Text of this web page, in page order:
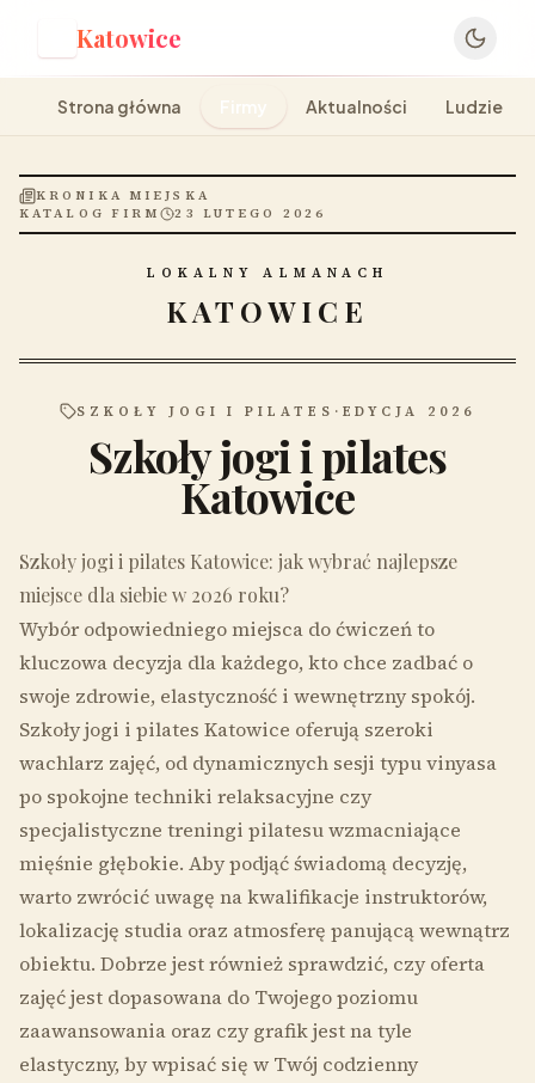
Katowice
Strona główna Firmy Aktualności Ludzie
KRONIKA MIEJSKA
KATALOG FIRM
23 LUTEGO 2026
LOKALNY ALMANACH
KATOWICE
SZKOŁY JOGI I PILATES · EDYCJA 2026
Szkoły jogi i pilates
Katowice
Szkoły jogi i pilates Katowice: jak wybrać najlepsze
miejsce dla siebie w 2026 roku?
Wybór odpowiedniego miejsca do ćwiczeń to
kluczowa decyzja dla każdego, kto chce zadbać o
swoje zdrowie, elastyczność i wewnętrzny spokój.
Szkoły jogi i pilates Katowice oferują szeroki
wachlarz zajęć, od dynamicznych sesji typu vinyasa
po spokojne techniki relaksacyjne czy
specjalistyczne treningi pilatesu wzmacniające
mięśnie głębokie. Aby podjąć świadomą decyzję,
warto zwrócić uwagę na kwalifikacje instruktorów,
lokalizację studia oraz atmosferę panującą wewnątrz
obiektu. Dobrze jest również sprawdzić, czy oferta
zajęć jest dopasowana do Twojego poziomu
zaawansowania oraz czy grafik jest na tyle
elastyczny, by wpisać się w Twój codzienny